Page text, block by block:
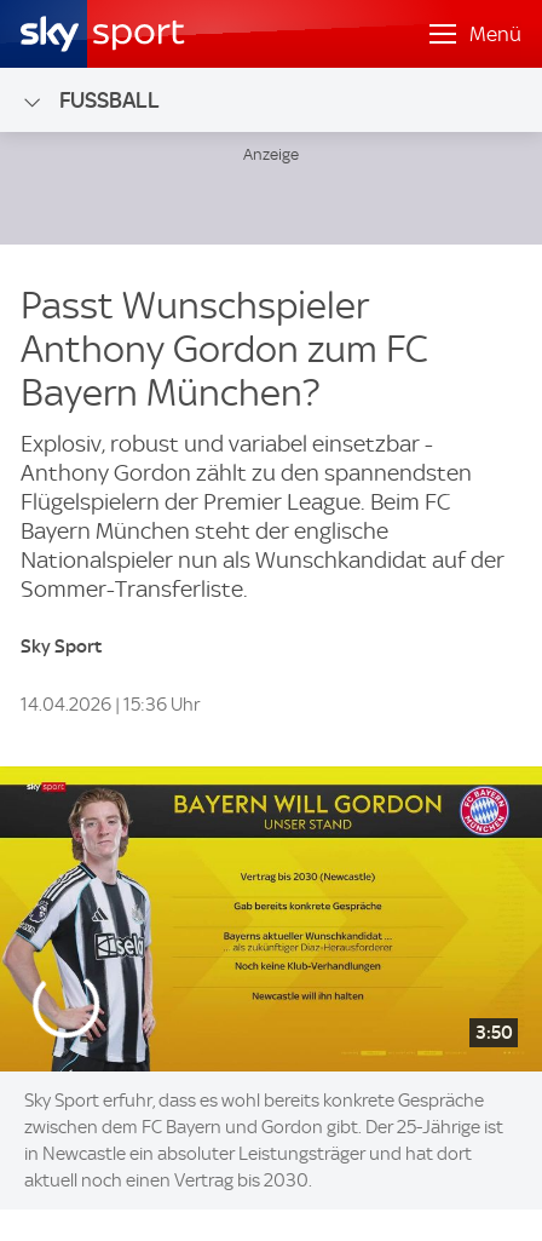
Menü
FUSSBALL
Passt Wunschspieler
Anthony Gordon zum FC
Bayern München?
Explosiv, robust und variabel einsetzbar -
Anthony Gordon zählt zu den spannendsten
Flügelspielern der Premier League. Beim FC
Bayern München steht der englische
Nationalspieler nun als Wunschkandidat auf der
Sommer-Transferliste.
Sky Sport
14.04.2026 | 15:36 Uhr
3:50
Sky Sport erfuhr, dass es wohl bereits konkrete Gespräche
zwischen dem FC Bayern und Gordon gibt. Der 25-Jährige ist
in Newcastle ein absoluter Leistungsträger und hat dort
aktuell noch einen Vertrag bis 2030.